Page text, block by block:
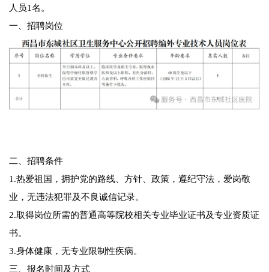
人员1名。
一、招聘岗位
二、招聘条件
1.热爱祖国，拥护党的路线、方针、政策，遵纪守法，爱岗敬
业，无违法犯罪及不良诚信记录。
2.取得岗位所需的普通高等院校相关专业毕业证书及专业资质证
书。
3.身体健康，无专业限制性疾病。
三、报名时间及方式